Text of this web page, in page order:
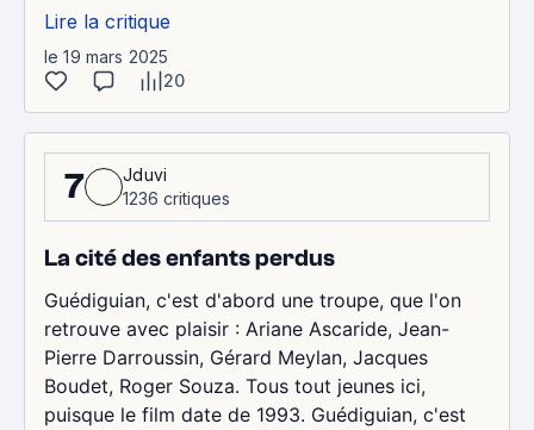
Lire la critique
le 19 mars 2025
20
7
Jduvi
1236 critiques
La cité des enfants perdus
Guédiguian, c'est d'abord une troupe, que l'on
retrouve avec plaisir : Ariane Ascaride, Jean-
Pierre Darroussin, Gérard Meylan, Jacques
Boudet, Roger Souza. Tous tout jeunes ici,
puisque le film date de 1993. Guédiguian, c'est